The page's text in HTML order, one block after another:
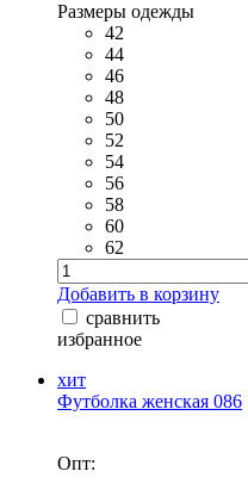
Размеры одежды
42
44
46
48
50
52
54
56
58
60
62
Добавить в корзину
сравнить
избранное
хит
Футболка женская 086
Опт: